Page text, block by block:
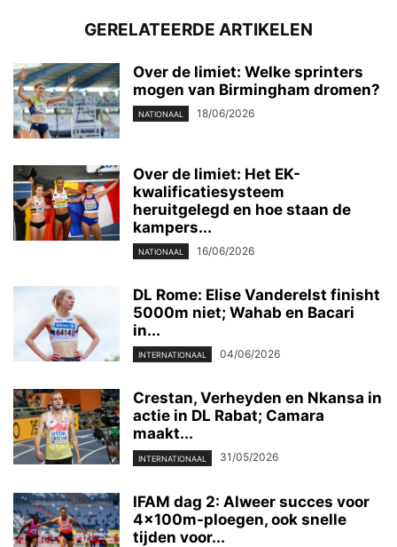
GERELATEERDE ARTIKELEN
Over de limiet: Welke sprinters
mogen van Birmingham dromen?
NATIONAAL 18/06/2026
Over de limiet: Het EK-
kwalificatiesysteem
heruitgelegd en hoe staan de
kampers...
NATIONAAL 16/06/2026
DL Rome: Elise Vanderelst finisht
5000m niet; Wahab en Bacari
in...
INTERNATIONAAL 04/06/2026
Crestan, Verheyden en Nkansa in
actie in DL Rabat; Camara
maakt...
INTERNATIONAAL 31/05/2026
IFAM dag 2: Alweer succes voor
4x100m-ploegen, ook snelle
tijden voor...